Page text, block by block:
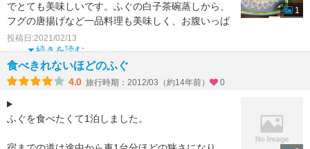
でとても美味しいです。ふぐの白子茶碗蒸しから、
フグの唐揚げなど一品料理も美味しく、お腹いっぱ
いになります。お鍋の身は
続きを読む
投稿日:2021/02/13
1
食べきれないほどのふぐ
4.0 旅行時期：2012/03（約14年前） 0
ふぐを食べたくて1泊しました。